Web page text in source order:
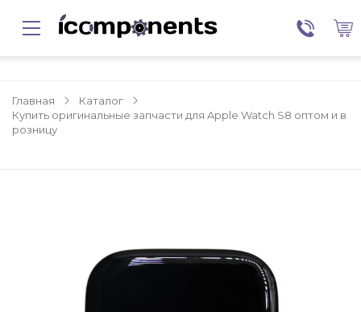
Главная
Каталог
Купить оригинальные запчасти для Apple Watch S8 оптом и в
розницу